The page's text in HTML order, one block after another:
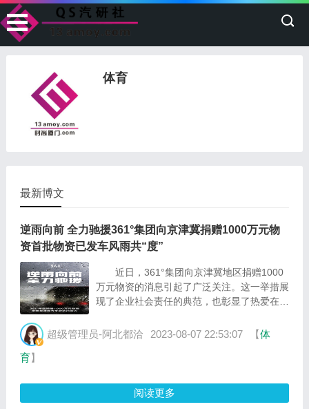
体育
最新博文
逆雨向前 全力驰援361°集团向京津冀捐赠1000万元物
资首批物资已发车风雨共“度”
近日，361°集团向京津冀地区捐赠1000
万元物资的消息引起了广泛关注。这一举措展
现了企业社会责任的典范，也彰显了热爱在行
以实际行动向受灾地区伸出援手，为灾区人民
而，近年来，该地区频繁受到自然灾害的袭
击，给当地居民的生活和···
超级管理员-阿北都洽 2023-08-07 22:53:07 【体
育】
阅读更多